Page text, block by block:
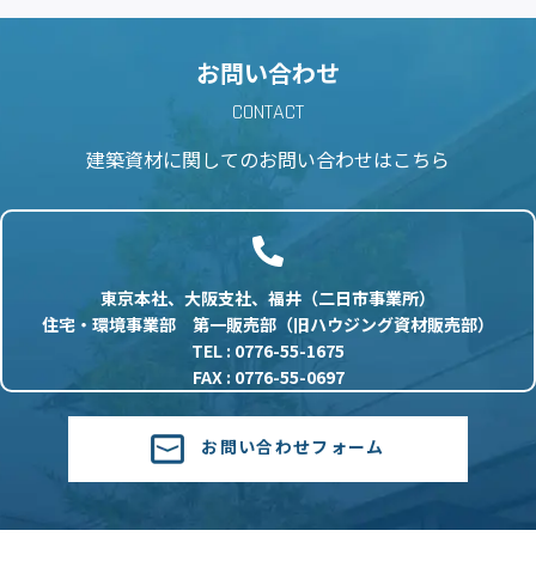
お問い合わせ
CONTACT
建築資材に関してのお問い合わせはこちら
東京本社、大阪支社、福井（二日市事業所）
住宅・環境事業部 第一販売部（旧ハウジング資材販売部）
TEL : 0776-55-1675
FAX : 0776-55-0697
お問い合わせフォーム